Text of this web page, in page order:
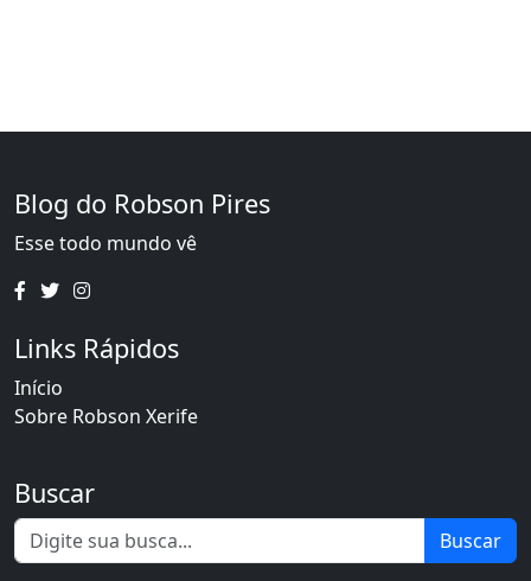
Blog do Robson Pires
Esse todo mundo vê
Links Rápidos
Início
Sobre Robson Xerife
Buscar
Buscar